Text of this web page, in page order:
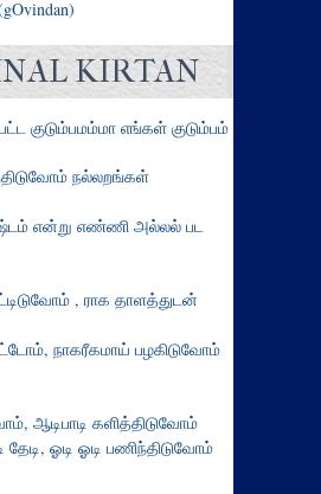
KIRTAN
குடும்பமம்மா எங்கள் குடும்பம்
நல்லறங்கள்
என்று எண்ணி அல்லல் பட
, ராக தாளத்துடன்
நாகரீகமாய் பழகிடுவோம்
ஆடிபாடி களித்திடுவோம்
ஓடி ஓடி பணிந்திடுவோம்